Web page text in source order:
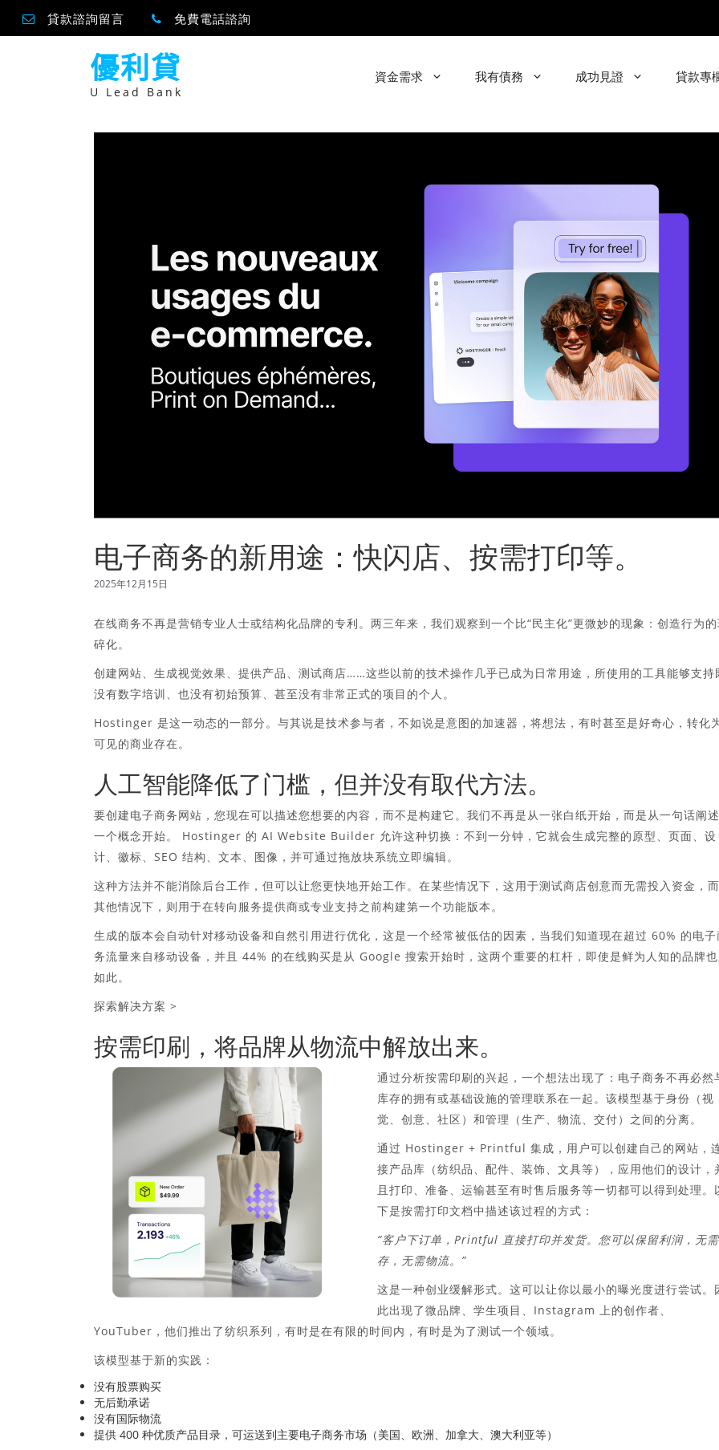
貸款諮詢留言 免費電話諮詢
優利貸
U Lead Bank
資金需求 我有債務 成功見證 貸款專
电子商务的新用途：快闪店、按需打印等。
2025年12月15日
在线商务不再是营销专业人士或结构化品牌的专利。两三年来，我们观察到一个比“民主化”更微妙的现象：创造行为的
碎化。
创建网站、生成视觉效果、提供产品、测试商店……这些以前的技术操作几乎已成为日常用途，所使用的工具能够支持
没有数字培训、也没有初始预算、甚至没有非常正式的项目的个人。
Hostinger 是这一动态的一部分。与其说是技术参与者，不如说是意图的加速器，将想法，有时甚至是好奇心，转化
可见的商业存在。
人工智能降低了门槛，但并没有取代方法。
要创建电子商务网站，您现在可以描述您想要的内容，而不是构建它。我们不再是从一张白纸开始，而是从一句话阐
一个概念开始。 Hostinger 的 AI Website Builder 允许这种切换：不到一分钟，它就会生成完整的原型、页面、设
计、徽标、SEO 结构、文本、图像，并可通过拖放块系统立即编辑。
这种方法并不能消除后台工作，但可以让您更快地开始工作。在某些情况下，这用于测试商店创意而无需投入资金，
其他情况下，则用于在转向服务提供商或专业支持之前构建第一个功能版本。
生成的版本会自动针对移动设备和自然引用进行优化，这是一个经常被低估的因素，当我们知道现在超过 60% 的电子
务流量来自移动设备，并且 44% 的在线购买是从 Google 搜索开始时，这两个重要的杠杆，即使是鲜为人知的品牌
如此。
探索解决方案 >
按需印刷，将品牌从物流中解放出来。
通过分析按需印刷的兴起，一个想法出现了：电子商务不再必然
库存的拥有或基础设施的管理联系在一起。该模型基于身份（视
觉、创意、社区）和管理（生产、物流、交付）之间的分离。
通过 Hostinger + Printful 集成，用户可以创建自己的网站，
接产品库（纺织品、配件、装饰、文具等），应用他们的设计，
且打印、准备、运输甚至有时售后服务等一切都可以得到处理。
下是按需打印文档中描述该过程的方式：
“客户下订单，Printful 直接打印并发货。您可以保留利润，无
存，无需物流。”
这是一种创业缓解形式。这可以让你以最小的曝光度进行尝试。
此出现了微品牌、学生项目、Instagram 上的创作者、
YouTuber，他们推出了纺织系列，有时是在有限的时间内，有时是为了测试一个领域。
该模型基于新的实践：
没有股票购买
无后勤承诺
没有国际物流
提供 400 种优质产品目录，可运送到主要电子商务市场（美国、欧洲、加拿大、澳大利亚等）